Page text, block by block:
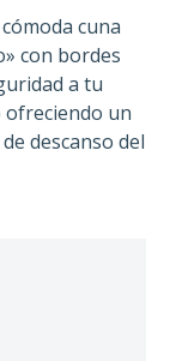
cuna
con bordes
a tu
un
descanso del